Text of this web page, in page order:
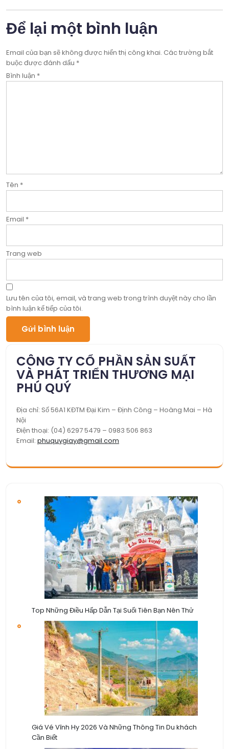
bài
viết
Để lại một bình luận
Email của bạn sẽ không được hiển thị công khai. Các trường bắt
buộc được đánh dấu *
Bình luận *
Tên *
Email *
Trang web
Lưu tên của tôi, email, và trang web trong trình duyệt này cho lần
bình luận kế tiếp của tôi.
CÔNG TY CỔ PHẦN SẢN SUẤT
VÀ PHÁT TRIỂN THƯƠNG MẠI
PHÚ QUÝ
Địa chỉ: Số 56A1 KĐTM Đại Kim – Định Công – Hoàng Mai – Hà
Nội
Điện thoại: (04) 6297 5479 – 0983 506 863
Email: phuquygiay@gmail.com
Top Những Điều Hấp Dẫn Tại Suối Tiên Bạn Nên Thử
Giá Vé Vĩnh Hy 2026 Và Những Thông Tin Du khách
Cần Biết